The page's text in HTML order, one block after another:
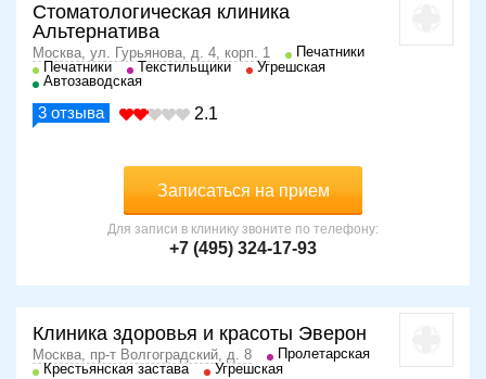
Стоматологическая клиника
Альтернатива
Москва, ул. Гурьянова, д. 4, корп. 1
Печатники
Печатники
Текстильщики
Угрешская
Автозаводская
3 отзыва 2.1
Записаться на прием
Для записи в клинику звоните по телефону:
+7 (495) 324-17-93
Клиника здоровья и красоты Эверон
Москва, пр-т Волгоградский, д. 8
Пролетарская
Крестьянская застава
Угрешская